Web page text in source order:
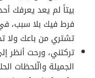
بيتاً لم يعد يعرفك
فرط فيك بلا سبب،
تشتري من باعك ولا
تركتني، ورحت أنظر
الجميلة والّلحظات